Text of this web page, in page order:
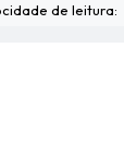
de leitura: